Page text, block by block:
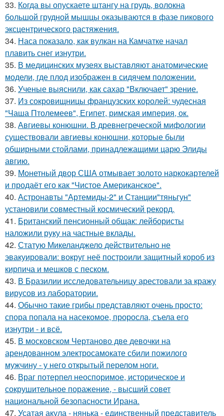
33. Когда вы опускаете штангу на грудь, волокна
большой грудной мышцы оказываются в фазе пикового
эксцентрического растяжения.
34. Наса показало, как вулкан на Камчатке начал
плавить снег изнутри.
35. В медицинских музеях выставляют анатомические
модели, где плод изображен в сидячем положении.
36. Ученые выяснили, как сахар "Включает" зрение.
37. Из сокровищницы французских королей: чудесная
"Чаша Птолемеев", Египет, римская империя, ок.
38. Авгиевы конюшни. В древнегреческой мифологии
существовали авгиевы конюшни, которые были
обширными стойлами, принадлежащими царю Элиды
авгию.
39. Монетный двор США отмывает золото наркокартелей
и продаёт его как "Чистое Американское".
40. Астронавты "Артемиды-2" и Станции"тяньгун"
установили совместный космический рекорд.
41. Британский пенсионный общак: лейбористы
наложили руку на частные вклады.
42. Статую Микеланджело действительно не
эвакуировали: вокруг неё построили защитный короб из
кирпича и мешков с песком.
43. В Бразилии исследовательницу арестовали за кражу
вирусов из лаборатории.
44. Обычно такие грибы представляют очень просто:
спора попала на насекомое, проросла, съела его
изнутри - и всё.
45. В московском Чертаново две девочки на
арендованном электросамокате сбили пожилого
мужчину - у него открытый перелом ноги.
46. Враг потерпел неоспоримое, историческое и
сокрушительное поражение, - высший совет
национальной безопасности Ирана.
47. Усатая акула - нянька - единственный представитель